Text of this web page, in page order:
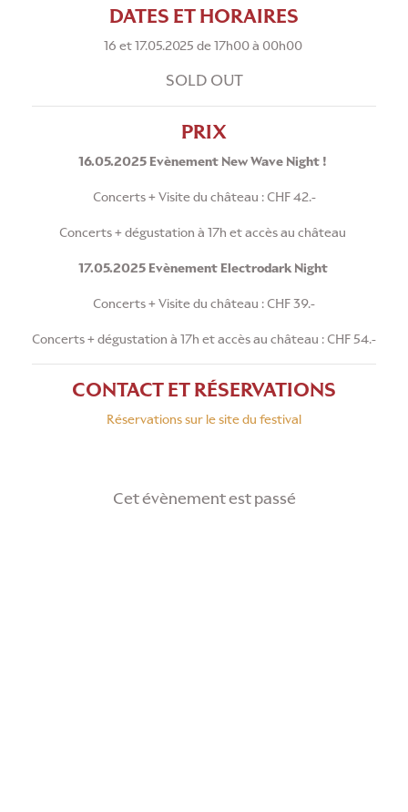
DATES ET HORAIRES
16 et 17.05.2025 de 17h00 à 00h00
SOLD OUT
PRIX
16.05.2025 Evènement New Wave Night !
Concerts + Visite du château : CHF 42.-
Concerts + dégustation à 17h et accès au château
17.05.2025 Evènement Electrodark Night
Concerts + Visite du château : CHF 39.-
Concerts + dégustation à 17h et accès au château : CHF 54.-
CONTACT ET RÉSERVATIONS
Réservations sur le site du festival
Cet évènement est passé